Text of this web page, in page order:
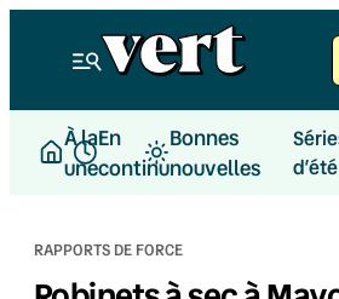
À la
une
En
continu
Bonnes
nouvelles
d’été
RAPPORTS DE FORCE